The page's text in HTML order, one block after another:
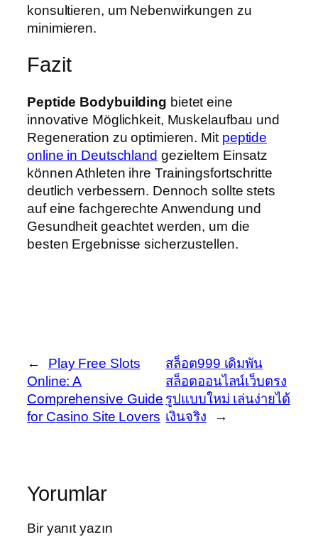
konsultieren, um Nebenwirkungen zu
minimieren.
Fazit
Peptide Bodybuilding bietet eine
innovative Möglichkeit, Muskelaufbau und
Regeneration zu optimieren. Mit peptide
online in Deutschland gezieltem Einsatz
können Athleten ihre Trainingsfortschritte
deutlich verbessern. Dennoch sollte stets
auf eine fachgerechte Anwendung und
Gesundheit geachtet werden, um die
besten Ergebnisse sicherzustellen.
←
Play Free Slots
Online: A
Comprehensive Guide
for Casino Site Lovers
สล็อต999 เดิมพัน
สล็อตออนไลน์เว็บตรง
รูปแบบใหม่ เล่นง่ายได้
เงินจริง
→
Yorumlar
Bir yanıt yazın